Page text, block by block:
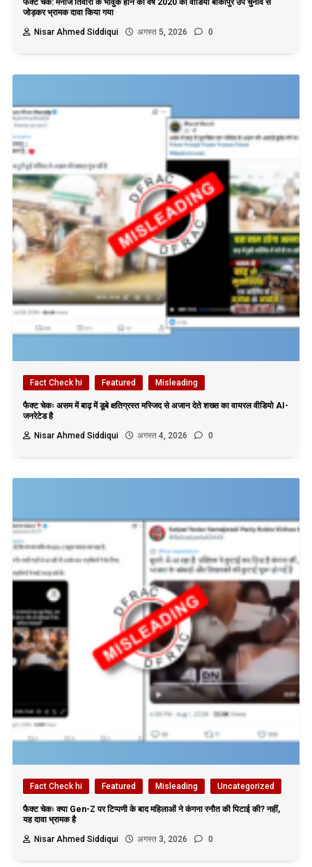
जोड़कर भ्रामक दावा किया गया
Nisar Ahmed Siddiqui
अगस्त 5, 2026 0
Fact Check hi Featured Misleading
फैक्ट चेकः असम में बाढ़ में डूबे क्षतिग्रस्त मस्जिद से अजान देते शख्स का वायरल वीडियो AI-
जनरेटेड है
Nisar Ahmed Siddiqui
अगस्त 4, 2026 0
Fact Check hi Featured Misleading Uncategorized
फैक्ट चेकः क्या Gen-Z पर टिप्पणी के बाद महिलाओं ने कंगना रनौत की पिटाई की? नहीं,
यह दावा भ्रामक है
Nisar Ahmed Siddiqui
अगस्त 3, 2026 0